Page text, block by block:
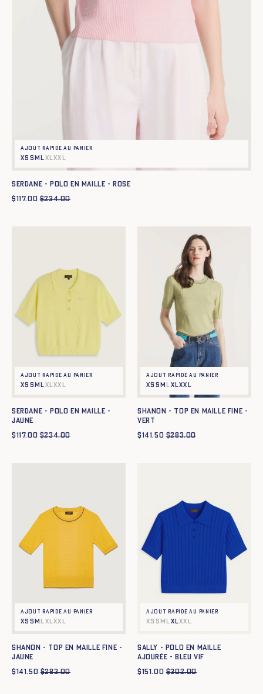
Ajout rapide au panier
XS S M L XLXXL
SERDANE - POLO EN MAILLE - ROSE
$117.00 $234.00
Ajout rapide au panier
XS S M L XLXXL
SERDANE - POLO EN MAILLE -
JAUNE
$117.00 $234.00
Ajout rapide au panier
XS S M XLXXL
SHANON - TOP EN MAILLE FINE -
VERT
$141.50 $283.00
Ajout rapide au panier
XS S M XLXXL
SHANON - TOP EN MAILLE FINE -
JAUNE
$141.50 $283.00
Ajout rapide au panier
XS S M XLXXL
SALLY - POLO EN MAILLE
AJOURÉE - BLEU VIF
$151.00 $302.00